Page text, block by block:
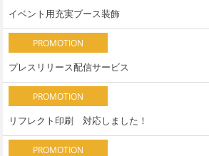
イベント用充実ブース装飾
PROMOTION
プレスリリース配信サービス
PROMOTION
リフレクト印刷 対応しました！
PROMOTION